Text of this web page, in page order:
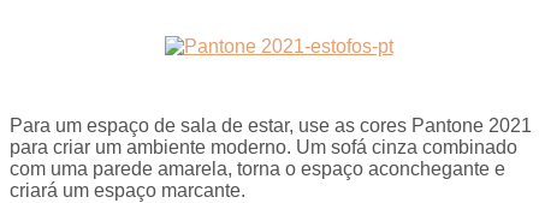
Para um espaço de sala de estar, use as cores Pantone 2021
para criar um ambiente moderno. Um sofá cinza combinado
com uma parede amarela, torna o espaço aconchegante e
criará um espaço marcante.